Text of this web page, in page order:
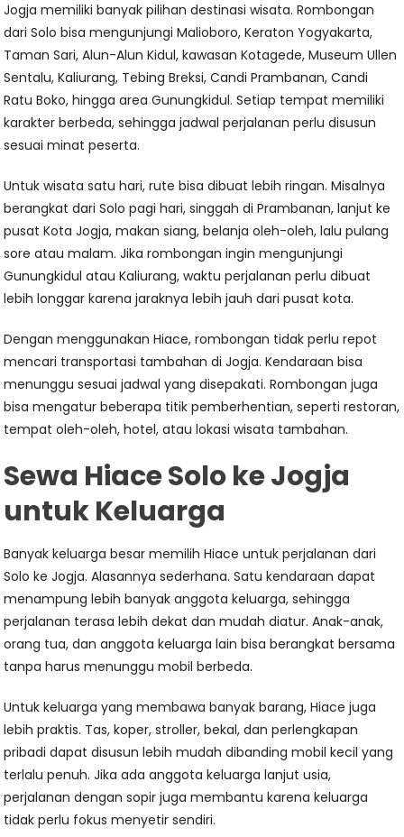
Jogja memiliki banyak pilihan destinasi wisata. Rombongan
dari Solo bisa mengunjungi Malioboro, Keraton Yogyakarta,
Taman Sari, Alun-Alun Kidul, kawasan Kotagede, Museum Ullen
Sentalu, Kaliurang, Tebing Breksi, Candi Prambanan, Candi
Ratu Boko, hingga area Gunungkidul. Setiap tempat memiliki
karakter berbeda, sehingga jadwal perjalanan perlu disusun
sesuai minat peserta.
Untuk wisata satu hari, rute bisa dibuat lebih ringan. Misalnya
berangkat dari Solo pagi hari, singgah di Prambanan, lanjut ke
pusat Kota Jogja, makan siang, belanja oleh-oleh, lalu pulang
sore atau malam. Jika rombongan ingin mengunjungi
Gunungkidul atau Kaliurang, waktu perjalanan perlu dibuat
lebih longgar karena jaraknya lebih jauh dari pusat kota.
Dengan menggunakan Hiace, rombongan tidak perlu repot
mencari transportasi tambahan di Jogja. Kendaraan bisa
menunggu sesuai jadwal yang disepakati. Rombongan juga
bisa mengatur beberapa titik pemberhentian, seperti restoran,
tempat oleh-oleh, hotel, atau lokasi wisata tambahan.
Sewa Hiace Solo ke Jogja
untuk Keluarga
Banyak keluarga besar memilih Hiace untuk perjalanan dari
Solo ke Jogja. Alasannya sederhana. Satu kendaraan dapat
menampung lebih banyak anggota keluarga, sehingga
perjalanan terasa lebih dekat dan mudah diatur. Anak-anak,
orang tua, dan anggota keluarga lain bisa berangkat bersama
tanpa harus menunggu mobil berbeda.
Untuk keluarga yang membawa banyak barang, Hiace juga
lebih praktis. Tas, koper, stroller, bekal, dan perlengkapan
pribadi dapat disusun lebih mudah dibanding mobil kecil yang
terlalu penuh. Jika ada anggota keluarga lanjut usia,
perjalanan dengan sopir juga membantu karena keluarga
tidak perlu fokus menyetir sendiri.